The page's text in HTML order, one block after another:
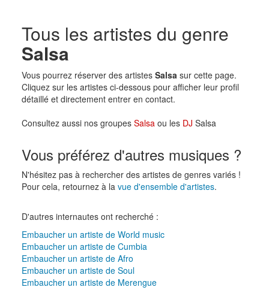
Tous les artistes du genre
Salsa
Vous pourrez réserver des artistes Salsa sur cette page.
Cliquez sur les artistes ci-dessous pour afficher leur profil
détaillé et directement entrer en contact.
Consultez aussi nos groupes Salsa ou les DJ Salsa
Vous préférez d'autres musiques ?
N'hésitez pas à rechercher des artistes de genres variés !
Pour cela, retournez à la vue d'ensemble d'artistes.
D'autres internautes ont recherché :
Embaucher un artiste de World music
Embaucher un artiste de Cumbia
Embaucher un artiste de Afro
Embaucher un artiste de Soul
Embaucher un artiste de Merengue